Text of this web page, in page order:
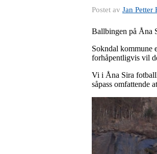
Postet av Jan Petter
Ballbingen på Åna
Sokndal kommune
forhåpentligvis vil
Vi i Åna Sira
såpass omfattende